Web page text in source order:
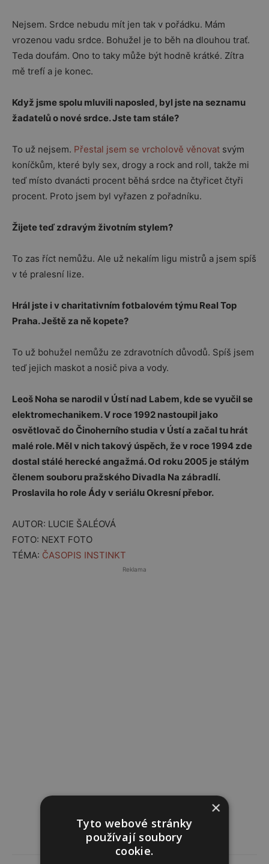
Nejsem. Srdce nebudu mít jen tak v pořádku. Mám
vrozenou vadu srdce. Bohužel je to běh na dlouhou trať.
Teda doufám. Ono to taky může být hodně krátké. Zítra
mě trefí a je konec.
Když jsme spolu mluvili naposled, byl jste na seznamu
žadatelů o nové srdce. Jste tam stále?
To už nejsem. Přestal jsem se vrcholově věnovat svým
koníčkům, které byly sex, drogy a rock and roll, takže mi
teď místo dvanácti procent běhá srdce na čtyřicet čtyři
procent. Proto jsem byl vyřazen z pořadníku.
Žijete teď zdravým životním stylem?
To zas říct nemůžu. Ale už nekalím ligu mistrů a jsem spíš
v té pralesní lize.
Hrál jste i v charitativním fotbalovém týmu Real Top
Praha. Ještě za ně kopete?
To už bohužel nemůžu ze zdravotních důvodů. Spíš jsem
teď jejich maskot a nosič piva a vody.
Leoš Noha se narodil v Ústí nad Labem, kde se vyučil se
elektromechanikem. V roce 1992 nastoupil jako
osvětlovač do Činoherního studia v Ústí a začal tu hrát
malé role. Měl v nich takový úspěch, že v roce 1994 zde
dostal stálé herecké angažmá. Od roku 2005 je stálým
členem souboru pražského Divadla Na zábradlí.
Proslavila ho role Ády v seriálu Okresní přebor.
AUTOR: LUCIE ŠALÉOVÁ
FOTO: NEXT FOTO
TÉMA: ČASOPIS INSTINKT
Reklama
×
Tyto webové stránky
používají soubory
cookie.